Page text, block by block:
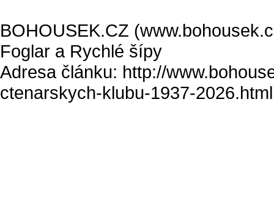
BOHOUSEK.CZ
Foglar a Rychlé šípy
Adresa článku: http://
ctenarskych-klubu-1937-2026.html